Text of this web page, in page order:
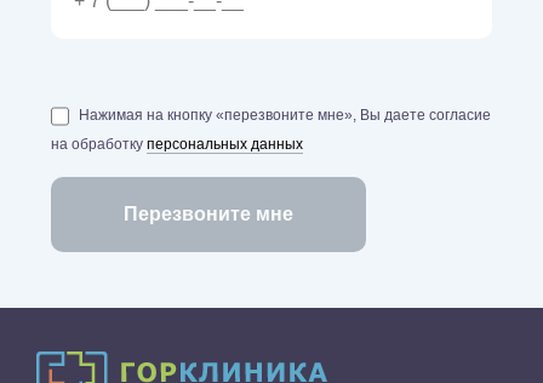
Нажимая на кнопку «перезвоните мне», Вы даете согласие
на обработку персональных данных